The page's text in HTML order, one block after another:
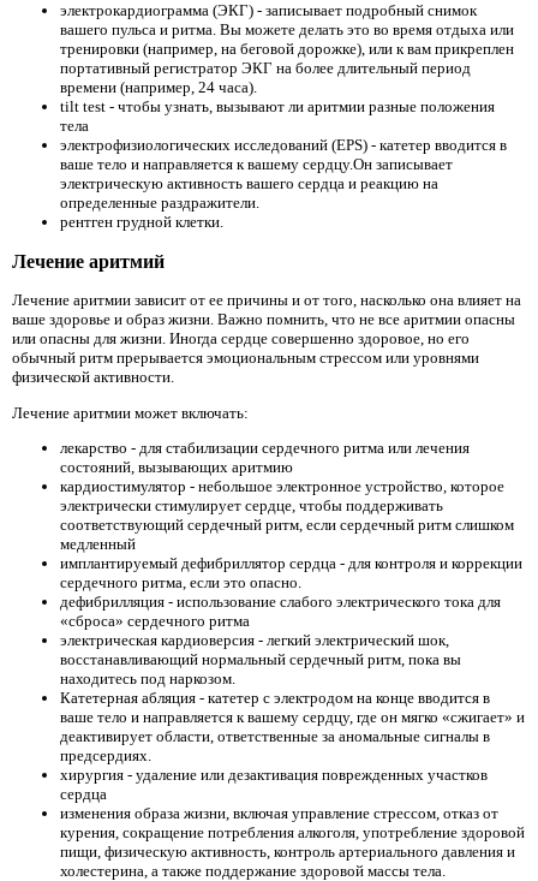
электрокардиограмма (ЭКГ) - записывает подробный снимок
вашего пульса и ритма. Вы можете делать это во время отдыха или
тренировки (например, на беговой дорожке), или к вам прикреплен
портативный регистратор ЭКГ на более длительный период
времени (например, 24 часа).
tilt test - чтобы узнать, вызывают ли аритмии разные положения
тела
электрофизиологических исследований (EPS) - катетер вводится в
ваше тело и направляется к вашему сердцу.Он записывает
электрическую активность вашего сердца и реакцию на
определенные раздражители.
рентген грудной клетки.
Лечение аритмий
Лечение аритмии зависит от ее причины и от того, насколько она влияет на
ваше здоровье и образ жизни. Важно помнить, что не все аритмии опасны
или опасны для жизни. Иногда сердце совершенно здоровое, но его
обычный ритм прерывается эмоциональным стрессом или уровнями
физической активности.
Лечение аритмии может включать:
лекарство - для стабилизации сердечного ритма или лечения
состояний, вызывающих аритмию
кардиостимулятор - небольшое электронное устройство, которое
электрически стимулирует сердце, чтобы поддерживать
соответствующий сердечный ритм, если сердечный ритм слишком
медленный
имплантируемый дефибриллятор сердца - для контроля и коррекции
сердечного ритма, если это опасно.
дефибрилляция - использование слабого электрического тока для
«сброса» сердечного ритма
электрическая кардиоверсия - легкий электрический шок,
восстанавливающий нормальный сердечный ритм, пока вы
находитесь под наркозом.
Катетерная абляция - катетер с электродом на конце вводится в
ваше тело и направляется к вашему сердцу, где он мягко «сжигает» и
деактивирует области, ответственные за аномальные сигналы в
предсердиях.
хирургия - удаление или дезактивация поврежденных участков
сердца
изменения образа жизни, включая управление стрессом, отказ от
курения, сокращение потребления алкоголя, употребление здоровой
пищи, физическую активность, контроль артериального давления и
холестерина, а также поддержание здоровой массы тела.